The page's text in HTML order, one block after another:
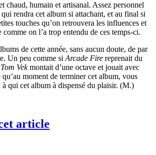
chaud, humain et artisanal. Assez personnel
qui rendra cet album si attachant, et au final si
touches qu’on retrouvera les influences et
comme on l’a trop entendu de ces temps-ci.
de cette année, sans aucun doute, de par
Un peu comme si Arcade Fire reprenait du
Tom Vekmontait d’une octave et jouait avec
qu’au moment de terminer cet album, vous
à qui cet album à dispensé du plaisir. (M.)
article